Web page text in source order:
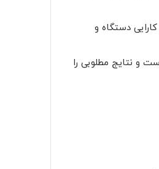
دستگاه و
و نتایج مطلوبی را